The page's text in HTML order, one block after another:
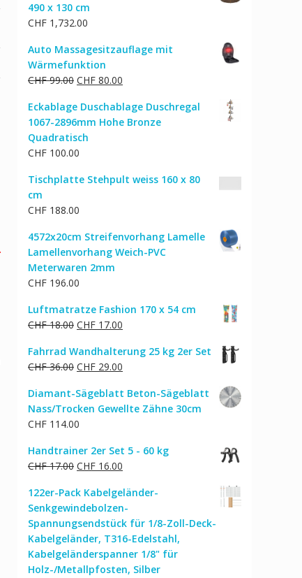
490 x 130 cm
CHF 1,732.00
Auto Massagesitzauflage mit
Wärmefunktion
CHF99.00 Ursprünglicher
war:
CHF 99.00
CHF 80.00
ist:
CHF 80.00.
Eckablage Duschablage Duschregal
1067-2896mm Hohe Bronze
Quadratisch
CHF 100.00
Tischplatte Stehpult weiss 160 x 80
cm
CHF 188.00
4572x20cm Streifenvorhang Lamelle
Lamellenvorhang Weich-PVC
Meterwaren 2mm
CHF 196.00
Luftmatratze Fashion 170 x 54 cm
CHF18.00 Ursprünglicher
war:
CHF 18.00
CHF 17.00
ist:
CHF 17.00.
Fahrrad Wandhalterung 25 kg 2er Set
CHF36.00 Ursprünglicher
war:
CHF 36.00
CHF 29.00
ist:
CHF 29.00.
Diamant-Sägeblatt Beton-Sägeblatt
Nass/Trocken Gewellte Zähne 30cm
CHF 114.00
Handtrainer 2er Set 5 - 60 kg
CHF17.00 Ursprünglicher
war:
CHF 17.00
CHF 16.00
ist:
CHF 16.00.
122er-Pack Kabelgeländer-
Senkgewindebolzen-
Spannungsendstück für 1/8-Zoll-Deck-
Kabelgeländer, T316-Edelstahl,
Kabelgeländerspanner 1/8" für
Holz-/Metallpfosten, Silber